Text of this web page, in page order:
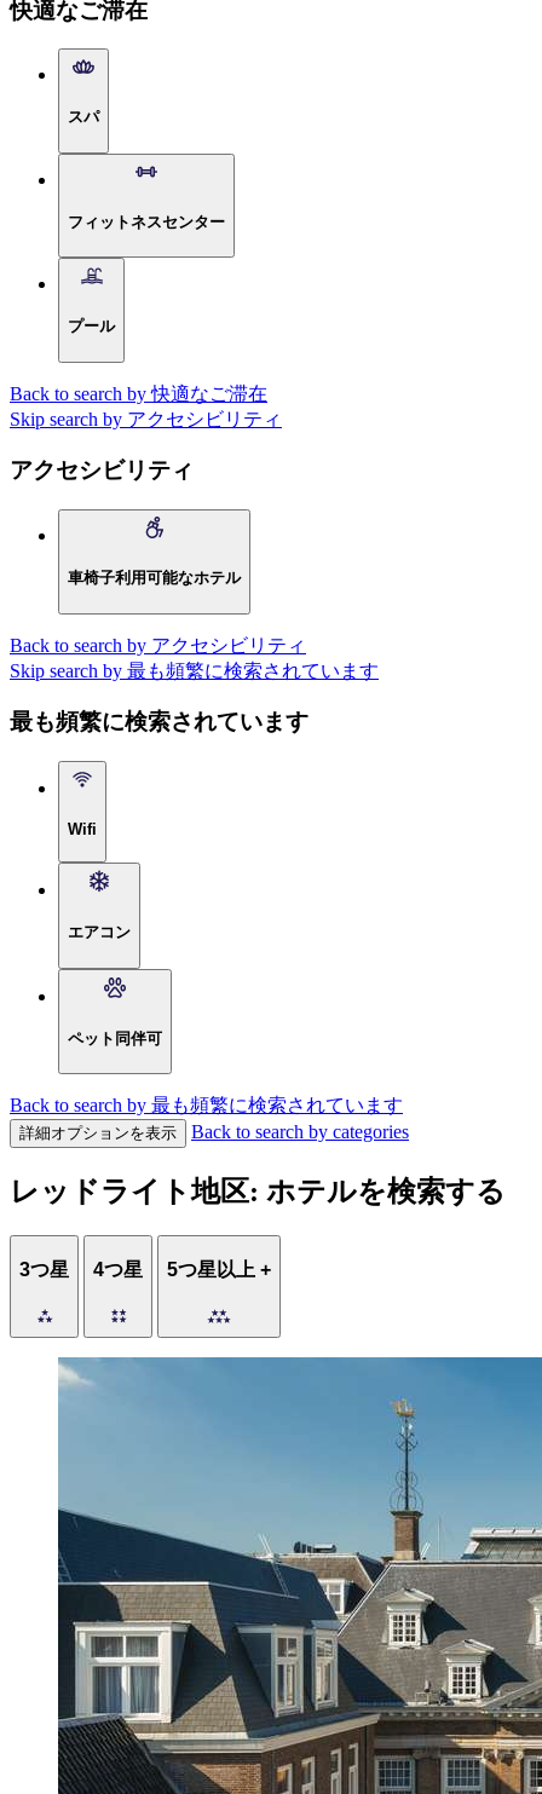
快適なご滞在
スパ
フィットネスセンター
プール
Back to search by 快適なご滞在
Skip search by アクセシビリティ
アクセシビリティ
車椅子利用可能なホテル
Back to search by アクセシビリティ
Skip search by 最も頻繁に検索されています
最も頻繁に検索されています
Wifi
エアコン
ペット同伴可
Back to search by 最も頻繁に検索されています
詳細オプションを表示 Back to search by categories
レッドライト地区: ホテルを検索する
3つ星 4つ星 5つ星以上 +